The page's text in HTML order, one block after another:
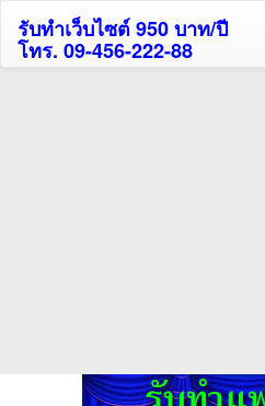
รับทำเว็บไซต์ 950 บาท/ปี
โทร. 09-456-222-88